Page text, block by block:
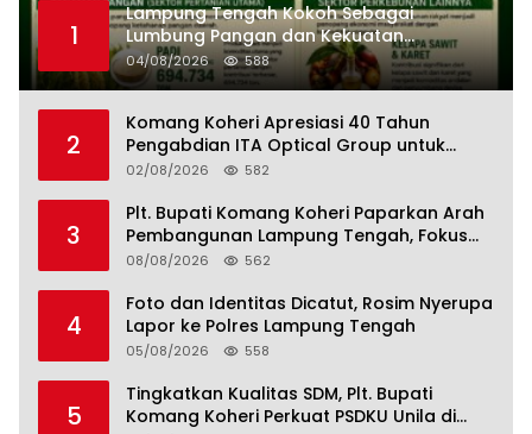
1
Lampung Tengah Kokoh Sebagai
Lumbung Pangan dan Kekuatan
Perkebunan Lampung, Komang Koheri:
Kemandirian Pangan adalah Fondasi
04/08/2026 588
2
Komang Koheri Apresiasi 40 Tahun
Pengabdian ITA Optical Group untuk
Kesehatan Mata Masyarakat Lamteng
02/08/2026 582
3
Plt. Bupati Komang Koheri Paparkan Arah
Pembangunan Lampung Tengah, Fokus
pada SDM, Ekonomi, Infrastruktur dan
08/08/2026 562
4
Foto dan Identitas Dicatut, Rosim Nyerupa
Lapor ke Polres Lampung Tengah
05/08/2026 558
5
Tingkatkan Kualitas SDM, Plt. Bupati
Komang Koheri Perkuat PSDKU Unila di